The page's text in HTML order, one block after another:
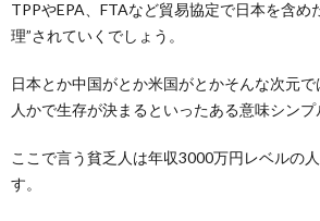
TPPやEPA FTAなど貿易協定で日本を含め
理”されていくでしょう。
日本とか中国がとか米国がとかそんな次元
人かで生存が決まるといったある意味シンプ
ここで言う貧乏人は年収3000万円レベルの
す。